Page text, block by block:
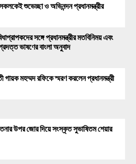
শুভেচ্ছা ও অভিনন্দন প্রধানমন্ত্রীর
সঙ্গে প্রধানমন্ত্রীর মতবিনিময় এবং
ভাষণের বাংলা অনুবাদ
গায়ক মহম্মদ রফিকে স্মরণ করলেন প্রধানমন্ত্রী
উপর জোর দিয়ে সংস্কৃত সুভাষিতম শেয়ার